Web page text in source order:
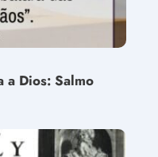
a Dios: Salmo